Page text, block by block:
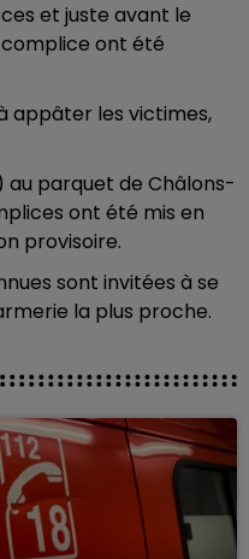
et juste avant le
ont été
appâter les victimes,
au parquet de Châlons-
ont été mis en
provisoire.
sont invitées à se
la plus proche.